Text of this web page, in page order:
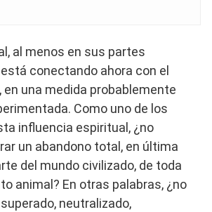
al menos en sus partes
conectando ahora con el
una medida probablemente
Como uno de los
influencia espiritual, ¿no
un abandono total, en última
del mundo civilizado, de toda
animal? En otras palabras, ¿no
neutralizado,